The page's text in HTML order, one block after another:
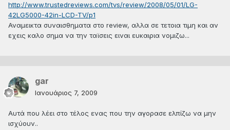
http://www.trustedreviews.com/tvs/review/2008/05/01/LG-
42LG5000-42in-LCD-TV/p1
Αναμεικτα συναισθηματα στο review, αλλα σε τετοια τιμη και αν
εχεις καλο σημα να την ταϊσεις ειναι ευκαιρια νομιζω...
gar
Ιανουάριος 7, 2009
Αυτά που λέει στο τέλος ενας που την αγορασε ελπίζω να μην
ισχύουν..